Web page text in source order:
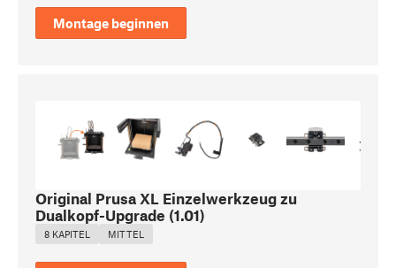
Montage beginnen
Original Prusa XL Einzelwerkzeug zu
Dualkopf-Upgrade (1.01)
8 KAPITEL MITTEL